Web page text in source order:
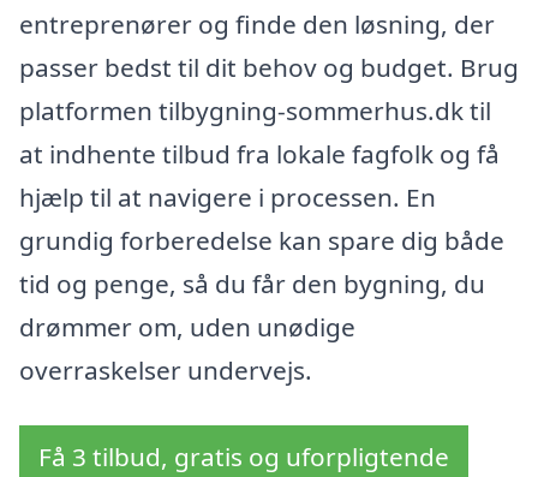
entreprenører og finde den løsning, der
passer bedst til dit behov og budget. Brug
platformen tilbygning-sommerhus.dk til
at indhente tilbud fra lokale fagfolk og få
hjælp til at navigere i processen. En
grundig forberedelse kan spare dig både
tid og penge, så du får den bygning, du
drømmer om, uden unødige
overraskelser undervejs.
Få 3 tilbud, gratis og uforpligtende